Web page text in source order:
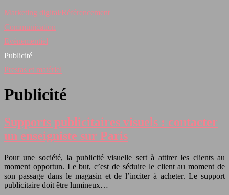
Marketing digital/Référencement
Communication
Evènementiel
Publicité
Prestas et matériel
Publicité
Supports publicitaires visuels : contacter
un enseigniste sur Paris
Pour une société, la publicité visuelle sert à attirer les clients au
moment opportun. Le but, c’est de séduire le client au moment de
son passage dans le magasin et de l’inciter à acheter. Le support
publicitaire doit être lumineux…